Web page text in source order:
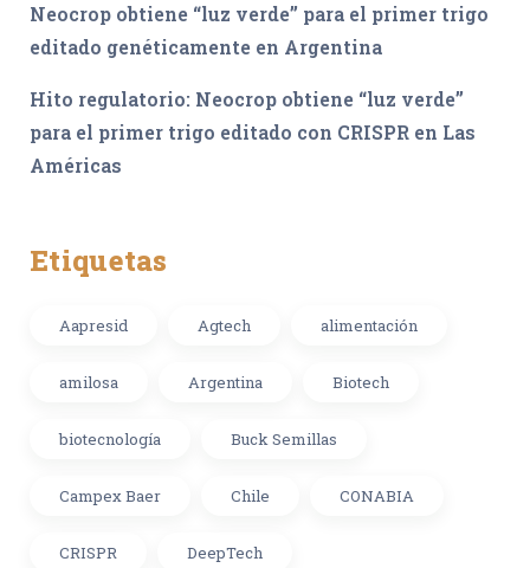
Neocrop obtiene “luz verde” para el primer trigo
editado genéticamente en Argentina
Hito regulatorio: Neocrop obtiene “luz verde”
para el primer trigo editado con CRISPR en Las
Américas
Etiquetas
Aapresid Agtech alimentación
amilosa Argentina Biotech
biotecnología Buck Semillas
Campex Baer Chile CONABIA
CRISPR DeepTech